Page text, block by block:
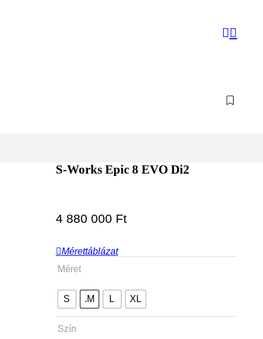
S-Works Epic 8 EVO Di2
4 880 000 Ft
Mérettáblázat
Méret
S .M L XL
Szín